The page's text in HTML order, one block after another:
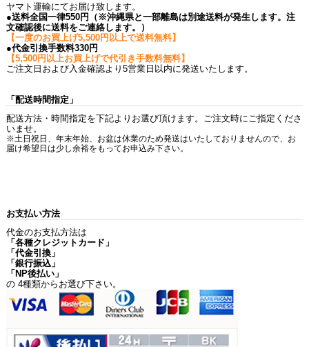
ヤマト運輸にてお届け致します。
●送料全国一律550円（※沖縄県と一部離島は別途送料が発生します。注
文確認後に送料をご連絡します。）
【一度のお買上げ5,500円以上で送料無料】
●代金引換手数料330円
【5,500円以上お買上げで代引き手数料無料】
ご注文日および入金確認より5営業日以内に発送いたします。
「配送時間指定」
配送方法・時間指定を下記よりお選び頂けます。ご注文時にご指定くださ
いませ。
※土日祝日、年末年始、お盆は休業のため発送はいたしておりませんので、お
届け希望日は少し余裕をもってお申込み下さい。
お支払い方法
代金のお支払方法は
「各種クレジットカード」
「代金引換」
「銀行振込」
「NP後払い」
の 4種類からお選び下さい。